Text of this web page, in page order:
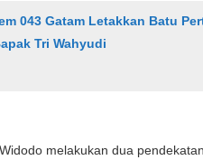
043 Gatam Letakkan Batu
Tri Wahyudi
melakukan dua